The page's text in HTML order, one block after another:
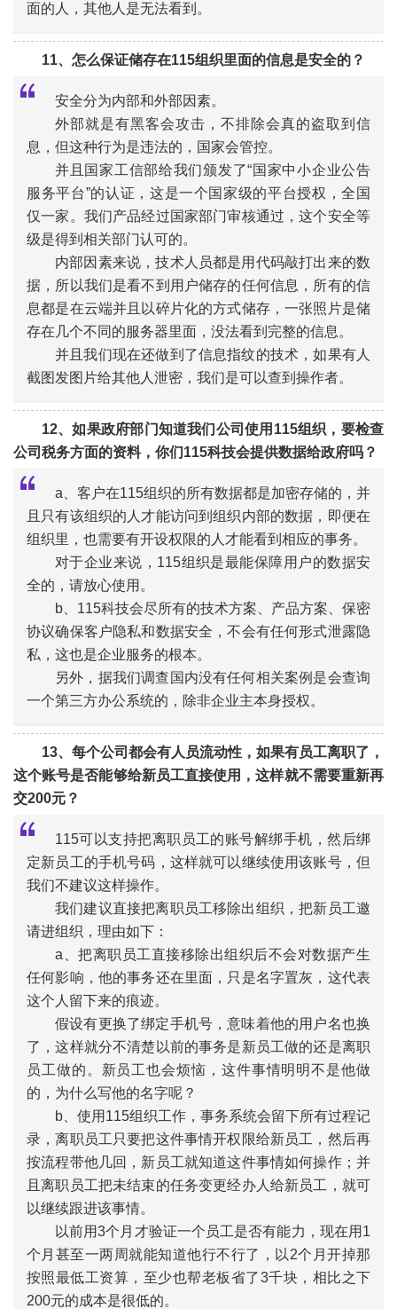
“
面的人，其他人是无法看到。
11、怎么保证储存在115组织里面的信息是安全的？
安全分为内部和外部因素。
外部就是有黑客会攻击，不排除会真的盗取到信
息，但这种行为是违法的，国家会管控。
并且国家工信部给我们颁发了“国家中小企业公告
服务平台”的认证，这是一个国家级的平台授权，全国
仅一家。我们产品经过国家部门审核通过，这个安全等
级是得到相关部门认可的。
内部因素来说，技术人员都是用代码敲打出来的数
据，所以我们是看不到用户储存的任何信息，所有的信
息都是在云端并且以碎片化的方式储存，一张照片是储
存在几个不同的服务器里面，没法看到完整的信息。
并且我们现在还做到了信息指纹的技术，如果有人
截图发图片给其他人泄密，我们是可以查到操作者。
12、如果政府部门知道我们公司使用115组织，要检查
公司税务方面的资料，你们115科技会提供数据给政府吗？
a、客户在115组织的所有数据都是加密存储的，并
且只有该组织的人才能访问到组织内部的数据，即便在
组织里，也需要有开设权限的人才能看到相应的事务。
对于企业来说，115组织是最能保障用户的数据安
全的，请放心使用。
b、115科技会尽所有的技术方案、产品方案、保密
协议确保客户隐私和数据安全，不会有任何形式泄露隐
私，这也是企业服务的根本。
另外，据我们调查国内没有任何相关案例是会查询
一个第三方办公系统的，除非企业主本身授权。
13、每个公司都会有人员流动性，如果有员工离职了，
这个账号是否能够给新员工直接使用，这样就不需要重新再
交200元？
115可以支持把离职员工的账号解绑手机，然后绑
定新员工的手机号码，这样就可以继续使用该账号，但
我们不建议这样操作。
我们建议直接把离职员工移除出组织，把新员工邀
请进组织，理由如下：
a、把离职员工直接移除出组织后不会对数据产生
任何影响，他的事务还在里面，只是名字置灰，这代表
这个人留下来的痕迹。
假设有更换了绑定手机号，意味着他的用户名也换
了，这样就分不清楚以前的事务是新员工做的还是离职
员工做的。新员工也会烦恼，这件事情明明不是他做
的，为什么写他的名字呢？
b、使用115组织工作，事务系统会留下所有过程记
录，离职员工只要把这件事情开权限给新员工，然后再
按流程带他几回，新员工就知道这件事情如何操作；并
且离职员工把未结束的任务变更经办人给新员工，就可
以继续跟进该事情。
以前用3个月才验证一个员工是否有能力，现在用1
个月甚至一两周就能知道他行不行了，以2个月开掉那
按照最低工资算，至少也帮老板省了3千块，相比之下
200元的成本是很低的。